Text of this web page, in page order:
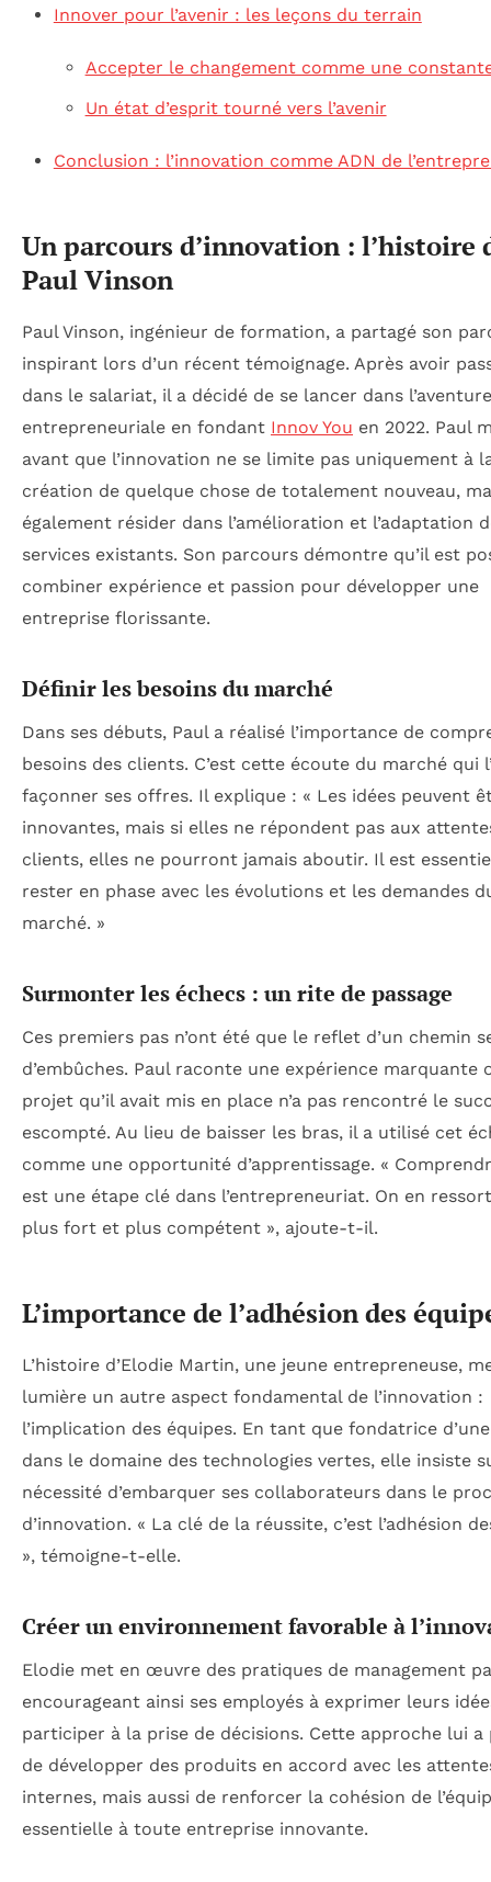
Innover pour l’avenir : les leçons du terrain
Accepter le changement comme une
Un état d’esprit tourné vers l’avenir
Conclusion : l’innovation comme ADN de
Un parcours d’innovation : l’histoire
Paul Vinson
Paul Vinson, ingénieur de formation, a partagé son
inspirant lors d’un récent témoignage. Après avoir
dans le salariat, il a décidé de se lancer dans l’aventure
entrepreneuriale en fondant Innov You en 2022. Paul
avant que l’innovation ne se limite pas uniquement à
création de quelque chose de totalement nouveau,
également résider dans l’amélioration et l’adaptation
services existants. Son parcours démontre qu’il est
combiner expérience et passion pour développer une
entreprise florissante.
Définir les besoins du marché
Dans ses débuts, Paul a réalisé l’importance de
besoins des clients. C’est cette écoute du marché qui
façonner ses offres. Il explique : « Les idées peuvent
innovantes, mais si elles ne répondent pas aux
clients, elles ne pourront jamais aboutir. Il est
rester en phase avec les évolutions et les demandes
marché. »
Surmonter les échecs : un rite de passage
Ces premiers pas n’ont été que le reflet d’un chemin
d’embûches. Paul raconte une expérience marquante
projet qu’il avait mis en place n’a pas rencontré le
escompté. Au lieu de baisser les bras, il a utilisé cet
comme une opportunité d’apprentissage. «
est une étape clé dans l’entrepreneuriat. On en
plus fort et plus compétent », ajoute-t-il.
L’importance de l’adhésion des
L’histoire d’Elodie Martin, une jeune entrepreneuse,
lumière un autre aspect fondamental de l’innovation :
l’implication des équipes. En tant que fondatrice
dans le domaine des technologies vertes, elle insiste
nécessité d’embarquer ses collaborateurs dans le
d’innovation. « La clé de la réussite, c’est l’adhésion
», témoigne-t-elle.
Créer un environnement favorable à
Elodie met en œuvre des pratiques de management
encourageant ainsi ses employés à exprimer leurs
participer à la prise de décisions. Cette approche lui a
de développer des produits en accord avec les
internes, mais aussi de renforcer la cohésion de
essentielle à toute entreprise innovante.